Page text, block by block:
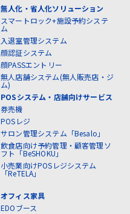
無人化・省人化ソリューション
スマートロック+施設予約システ
ム
入退室管理システム
顔認証システム
顔PASSエントリー
無人店舗システム(無人販売店・ジ
ム)
POSシステム・店舗向けサービス
券売機
POSレジ
サロン管理システム「Besalo」
飲食店向け予約管理・顧客管理ソ
フト「BeSHOKU」
小売業向けPOSレジシステム
「ReTELA」
オフィス家具
EDOブース